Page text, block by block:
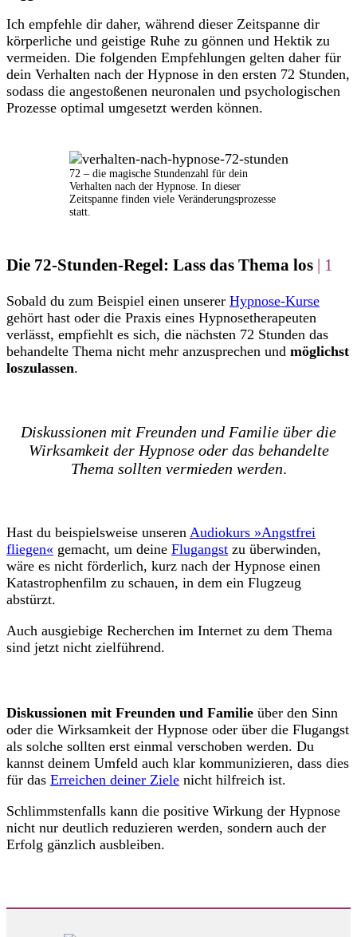
Ich empfehle dir daher, während dieser Zeitspanne dir
körperliche und geistige Ruhe zu gönnen und Hektik zu
vermeiden. Die folgenden Empfehlungen gelten daher für
dein Verhalten nach der Hypnose in den ersten 72 Stunden,
sodass die angestoßenen neuronalen und psychologischen
Prozesse optimal umgesetzt werden können.
72 – die magische Stundenzahl für dein
Verhalten nach der Hypnose. In dieser
Zeitspanne finden viele Veränderungsprozesse
statt.
Die 72-Stunden-Regel: Lass das Thema los | 1
Sobald du zum Beispiel einen unserer Hypnose-Kurse
gehört hast oder die Praxis eines Hypnosetherapeuten
verlässt, empfiehlt es sich, die nächsten 72 Stunden das
behandelte Thema nicht mehr anzusprechen und möglichst
loszulassen.
Diskussionen mit Freunden und Familie über die
Wirksamkeit der Hypnose oder das behandelte
Thema sollten vermieden werden.
Hast du beispielsweise unseren Audiokurs »Angstfrei
fliegen« gemacht, um deine Flugangst zu überwinden,
wäre es nicht förderlich, kurz nach der Hypnose einen
Katastrophenfilm zu schauen, in dem ein Flugzeug
abstürzt.
Auch ausgiebige Recherchen im Internet zu dem Thema
sind jetzt nicht zielführend.
Diskussionen mit Freunden und Familie über den Sinn
oder die Wirksamkeit der Hypnose oder über die Flugangst
als solche sollten erst einmal verschoben werden. Du
kannst deinem Umfeld auch klar kommunizieren, dass dies
für das Erreichen deiner Ziele nicht hilfreich ist.
Schlimmstenfalls kann die positive Wirkung der Hypnose
nicht nur deutlich reduzieren werden, sondern auch der
Erfolg gänzlich ausbleiben.